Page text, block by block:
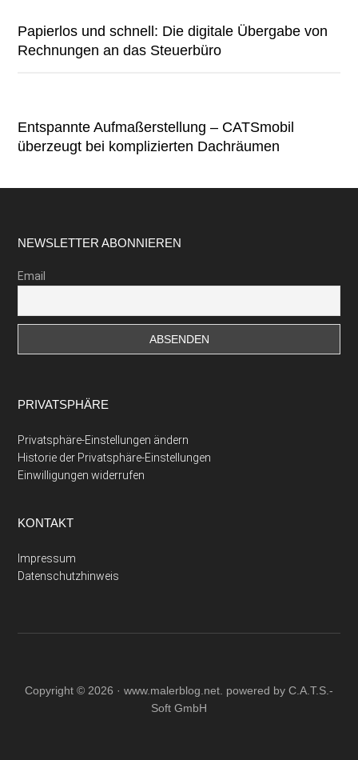
Papierlos und schnell: Die digitale Übergabe von
Rechnungen an das Steuerbüro
Entspannte Aufmaßerstellung – CATSmobil
überzeugt bei komplizierten Dachräumen
Footer
NEWSLETTER ABONNIEREN
Email
PRIVATSPHÄRE
Privatsphäre-Einstellungen ändern
Historie der Privatsphäre-Einstellungen
Einwilligungen widerrufen
KONTAKT
Impressum
Datenschutzhinweis
Copyright © 2026 · www.malerblog.net . powered by C.A.T.S.-
Soft GmbH